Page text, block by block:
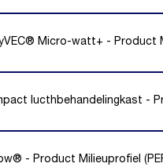
Micro-watt+ - Product
lucthbehandelingkast -
- Product Milieuprofiel